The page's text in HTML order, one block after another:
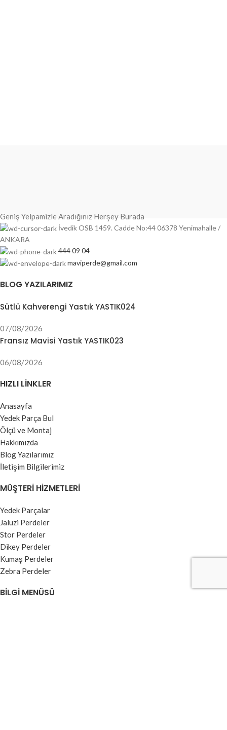
Geniş Yelpamizle Aradığınız Herşey Burada
İvedik OSB 1459. Cadde No:44 06378 Yenimahalle /
ANKARA
444 09 04
maviperde@gmail.com
BLOG YAZILARIMIZ
Sütlü Kahverengi Yastık YASTIK024
07/08/2026
Fransız Mavisi Yastık YASTIK023
06/08/2026
HIZLI LINKLER
Anasayfa
Yedek Parça Bul
Ölçü ve Montaj
Hakkımızda
Blog Yazılarımız
İletişim Bilgilerimiz
MÜŞTERI HIZMETLERI
Yedek Parçalar
Jaluzi Perdeler
Stor Perdeler
Dikey Perdeler
Kumaş Perdeler
Zebra Perdeler
BILGI MENÜSÜ